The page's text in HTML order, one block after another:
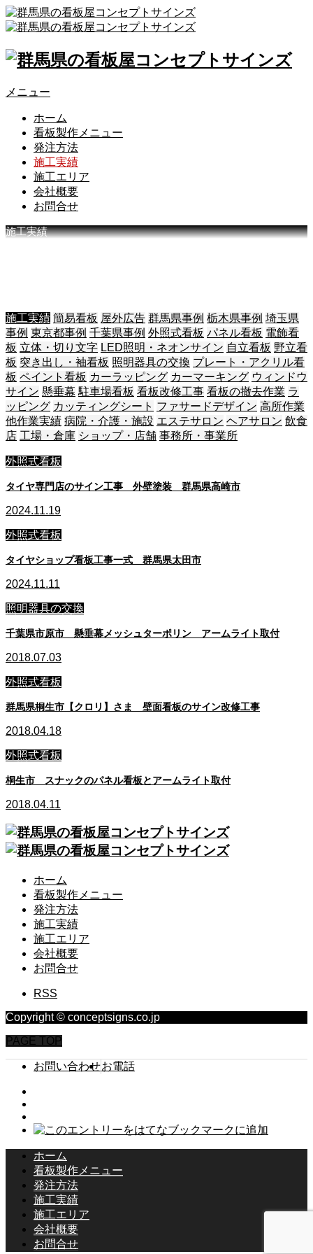
メニュー
ホーム
看板製作メニュー
発注方法
施工実績
施工エリア
会社概要
お問合せ
施工実績
施工実績 簡易看板 屋外広告 群馬県事例 栃木県事例 埼玉県
事例 東京都事例 千葉県事例 外照式看板 パネル看板 電飾看
板 立体・切り文字 LED照明・ネオンサイン 自立看板 野立看
板 突き出し・袖看板 照明器具の交換 プレート・アクリル看
板 ペイント看板 カーラッピング カーマーキング ウィンドウ
サイン 懸垂幕 駐車場看板 看板改修工事 看板の撤去作業 ラ
ッピング カッティングシート ファサードデザイン 高所作業
他作業実績 病院・介護・施設 エステサロン ヘアサロン 飲食
店 工場・倉庫 ショップ・店舗 事務所・事業所
外照式看板
タイヤ専門店のサイン工事 外壁塗装 群馬県高崎市
2024.11.19
外照式看板
タイヤショップ看板工事一式 群馬県太田市
2024.11.11
照明器具の交換
千葉県市原市 懸垂幕メッシュターポリン アームライト取付
2018.07.03
外照式看板
群馬県桐生市【クロリ】さま 壁面看板のサイン改修工事
2018.04.18
外照式看板
桐生市 スナックのパネル看板とアームライト取付
2018.04.11
ホーム
看板製作メニュー
発注方法
施工実績
施工エリア
会社概要
お問合せ
RSS
Copyright © conceptsigns.co.jp
PAGE TOP
お問い合わせお電話
ホーム
看板製作メニュー
発注方法
施工実績
施工エリア
会社概要
お問合せ